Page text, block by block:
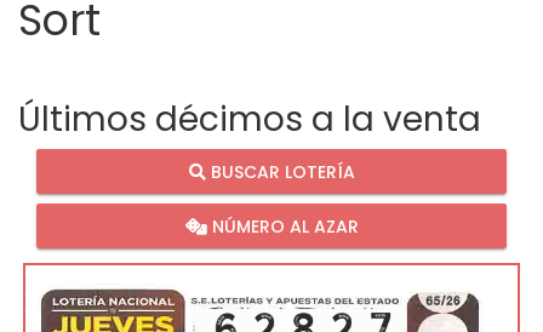
Sort
Últimos décimos a la venta
BUSCAR LOTERÍA
NÚMERO AL AZAR